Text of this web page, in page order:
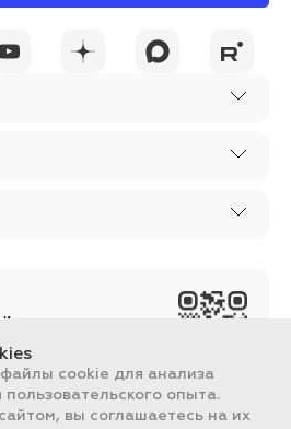
на сайте, носит ознакомительный
офертой, определяемой
и
cookie для анализа
опыта.
вы соглашаетесь на их